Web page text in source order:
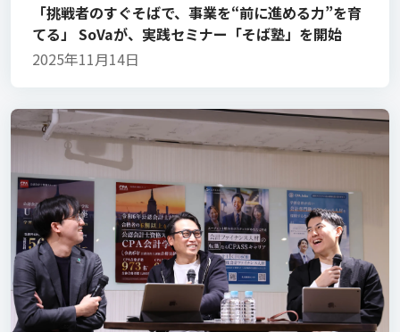
「挑戦者のすぐそばで、事業を“前に進める力”を育
てる」 SoVaが、実践セミナー「そば塾」を開始
2025年11月14日